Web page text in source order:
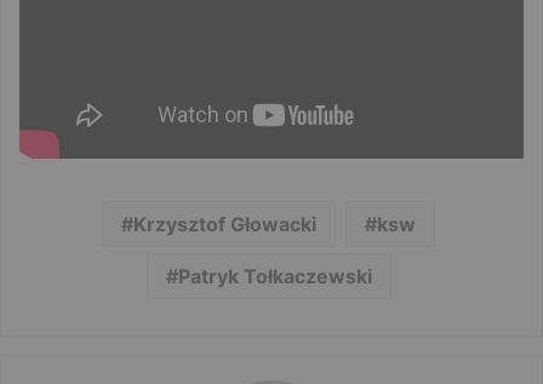
Krzysztof Głowacki ksw
Patryk Tołkaczewski